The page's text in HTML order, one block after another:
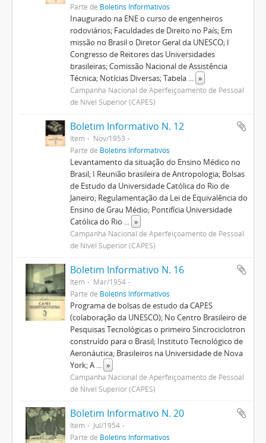
Parte de Boletins Informativos
Inaugurado na ENE o curso de engenheiros
rodoviários; Faculdades de Direito no País; Em
missão no Brasil o Diretor Geral da UNESCO; I
Congresso de Reitores das Universidades
brasileiras; Comissão Nacional de Assistência
Técnica; Notícias Diversas; Tabela ... »
Campanha Nacional de Aperfeiçoamento de Pessoal
de Nível Superior (CAPES)
Boletim Informativo N. 12
Item
Nov/1953
Parte de Boletins Informativos
Levantamento da situação do Ensino Médico no
Brasil; I Reunião brasileira de Antropologia; Bolsas
de Estudo da Universidade Católica do Rio de
Janeiro; Regulamentação da Lei de Equivalência do
Ensino de Grau Médio; Pontifícia Universidade
Católica do Rio ... »
Campanha Nacional de Aperfeiçoamento de Pessoal
de Nível Superior (CAPES)
Boletim Informativo N. 16
Item
Mar/1954
Parte de Boletins Informativos
Programa de bolsas de estudo da CAPES
(colaboração da UNESCO); No Centro Brasileiro de
Pesquisas Tecnológicas o primeiro Sincrociclotron
construído para o Brasil; Instituto Tecnológico de
Aeronáutica; Brasileiros na Universidade de Nova
York; A ... »
Campanha Nacional de Aperfeiçoamento de Pessoal
de Nível Superior (CAPES)
Boletim Informativo N. 20
Item
Jul/1954
Parte de Boletins Informativos